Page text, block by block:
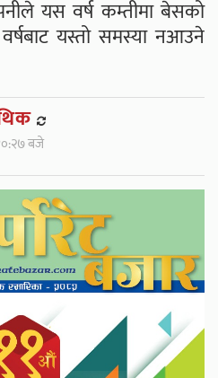
यस वर्ष कम्तीमा बेसको
यस्तो समस्या नआउने
बजे